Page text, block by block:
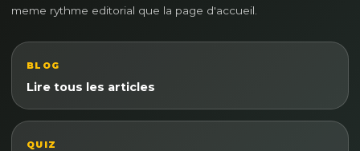
meme rythme editorial que la page d'accueil.
BLOG
Lire tous les articles
QUIZ